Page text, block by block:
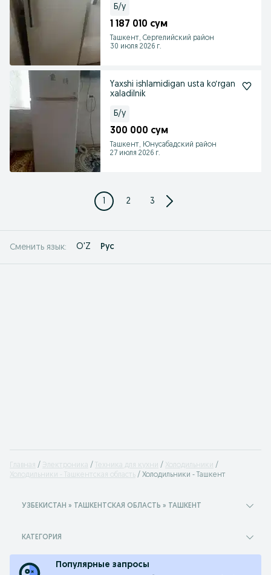
Б/у
1 187 010 сум
Ташкент, Сергелийский район
30 июля 2026 г.
Yaxshi ishlamidigan usta ko‘rgan
xaladilnik
Б/у
300 000 сум
Ташкент, Юнусабадский район
27 июля 2026 г.
1 2 3
Сменить язык: O'Z Рус
Главная Электроника Техника для кухни
Холодильники
Холодильники - Ташкентская область
Холодильники - Ташкент
УЗБЕКИСТАН » ТАШКЕНТСКАЯ ОБЛАСТЬ » ТАШКЕНТ
КАТЕГОРИЯ
Популярные запросы